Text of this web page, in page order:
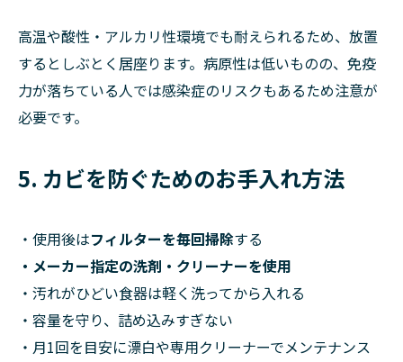
高温や酸性・アルカリ性環境でも耐えられるため、放置
するとしぶとく居座ります。病原性は低いものの、免疫
力が落ちている人では感染症のリスクもあるため注意が
必要です。
5. カビを防ぐためのお手入れ方法
・使用後はフィルターを毎回掃除する
・メーカー指定の洗剤・クリーナーを使用
・汚れがひどい食器は軽く洗ってから入れる
・容量を守り、詰め込みすぎない
・月1回を目安に漂白や専用クリーナーでメンテナンス